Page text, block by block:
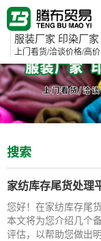
服装厂家 印染厂
上门看货/洽谈价格/高
搜索
家纺库存尾货处理平台有哪些
您好！在家纺库存尾
本文将为您介绍几个
评估，以帮助您做出